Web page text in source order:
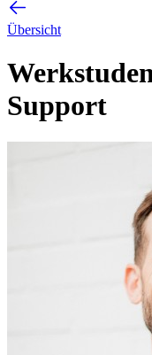
Übersicht
Support